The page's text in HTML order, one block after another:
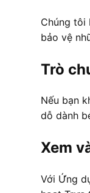
Chúng tôi
bảo vệ
Trò
Nếu bạn
dỗ dành
Xem
Với Ứng